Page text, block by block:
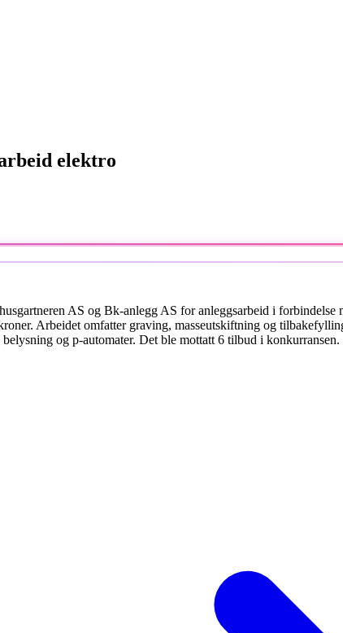
elektro
AS og Bk-anlegg AS for anleggsarbeid i forbindelse
Arbeidet omfatter graving, masseutskiftning og
og p-automater. Det ble mottatt 6 tilbud i konkurransen.